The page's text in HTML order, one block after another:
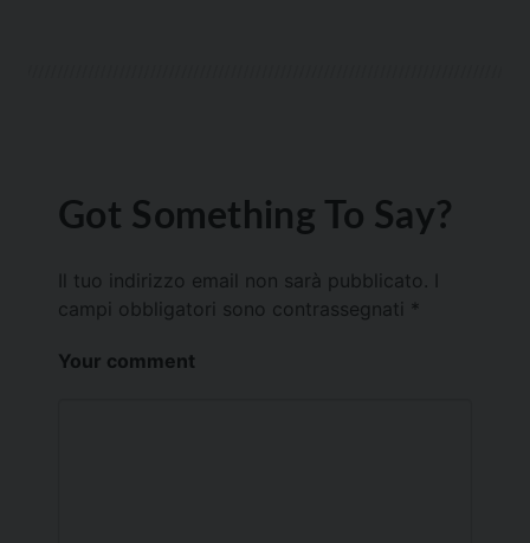
Got Something To Say?
Il tuo indirizzo email non sarà pubblicato.
campi obbligatori sono contrassegnati *
Your comment